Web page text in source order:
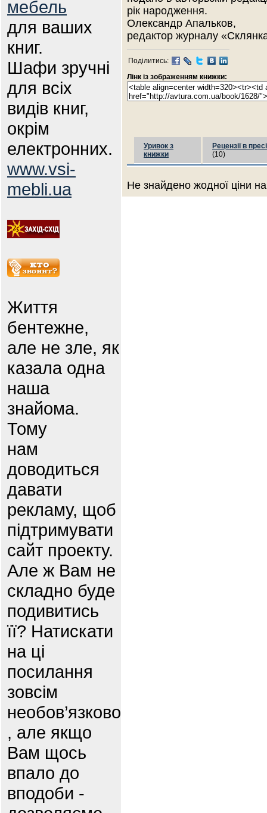
мебель
для ваших
книг.
Шафи зручні
для всіх
видів книг,
окрім
електронних.
www.vsi-
mebli.ua
Життя
бентежне,
але не зле, як
казала одна
наша
знайома.
Тому
нам
доводиться
давати
рекламу, щоб
підтримувати
сайт проекту.
Але ж Вам не
складно буде
подивитись
її? Натискати
на ці
посилання
зовсім
необов’язково
, але якщо
Вам щось
впало до
вподоби -
рік народження.
Олександр Апальков,
редактор журналу
Поділитись:
Лінк із зображенням книжки:
Уривок з
книжки
Рецензії в пресі
(10)
Не знайдено жодної ціни